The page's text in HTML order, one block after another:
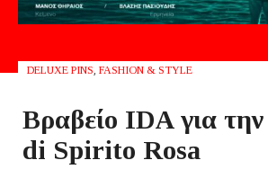
DELUXE PINS FASHION & STYLE
Βραβείο IDA για
di Spirito Rosa